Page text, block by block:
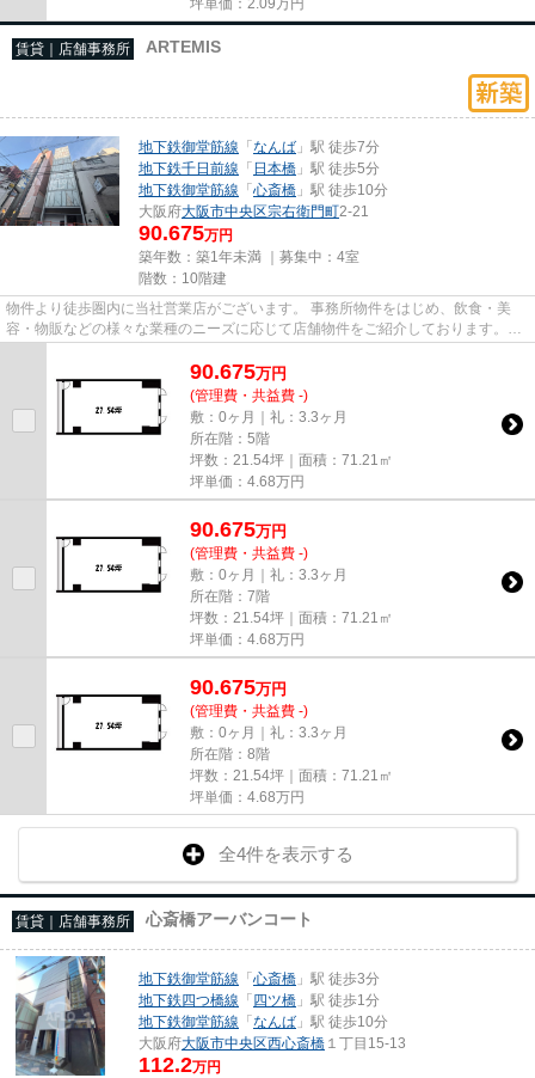
賃貸｜店舗事務所 ARTEMIS
地下鉄御堂筋線 「なんば 」駅 徒歩7分
地下鉄千日前線 「 日本橋 」駅 徒歩5分
地下鉄御堂筋線 「心斎橋 」駅 徒歩10分
大阪府大阪市中央区宗右衛門町2-21
90.675万円
築年数：築1年未満 ｜募集中： 4室
階数：10階建
物件より徒歩圏内に当社営業店がございます。 事務所物件をはじめ、飲食・美
容・物販などの様々な業種のニーズに応じて店舗物件をご紹介しております。
尚、弊社ではおとり広告は一切...
90.675万円
(管理費・共益費 -)
敷：0ヶ月｜礼：3.3ヶ月
所在階：5階
坪数：21.54坪｜面積：71.21㎡
坪単価： 4.68万円
90.675万円
(管理費・共益費 -)
敷：0ヶ月｜礼：3.3ヶ月
所在階：7階
坪数：21.54坪｜面積：71.21㎡
坪単価： 4.68万円
90.675万円
(管理費・共益費 -)
敷：0ヶ月｜礼：3.3ヶ月
所在階：8階
坪数：21.54坪｜面積：71.21㎡
坪単価： 4.68万円
全4件を表示する
賃貸｜店舗事務所 心斎橋アーバンコート
地下鉄御堂筋線 「心斎橋 」駅 徒歩3分
地下鉄四つ橋線 「四ツ橋 」駅 徒歩1分
地下鉄御堂筋線 「なんば 」駅 徒歩10分
大阪府大阪市中央区西心斎橋 １丁目15-13
112.2万円